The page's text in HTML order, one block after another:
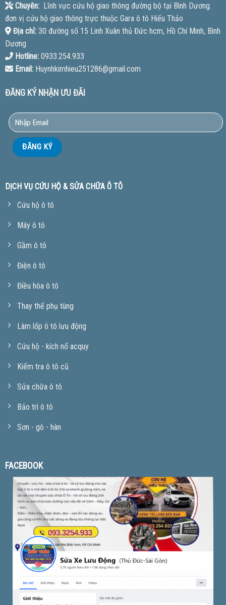
Chuyên:Lĩnh vực cứu hộ giao thông đường bộ tại Bình Dương.
đơn vị cứu hộ giao thông trực thuộc Gara ô tô Hiếu Thảo
Địa chỉ:30 đường số 15 Linh Xuân thủ Đức hcm, Hồ Chí Minh, Bình
Dương
Hotline:0933.254.933
Email:Huynhkimhieu251286@gmail.com
ĐĂNG KÝ NHẬN ƯU ĐÃI
DỊCH VỤ CỨU HỘ & SỬA CHỮA Ô TÔ
Cứu hộ ô tô
Máy ô tô
Gầm ô tô
Điện ô tô
Điều hòa ô tô
Thay thế phụ tùng
Làm lốp ô tô lưu động
Cứu hộ - kích nổ acquy
Kiểm tra ô tô cũ
Sửa chữa ô tô
Bảo trì ô tô
Sơn - gò - hàn
FACEBOOK